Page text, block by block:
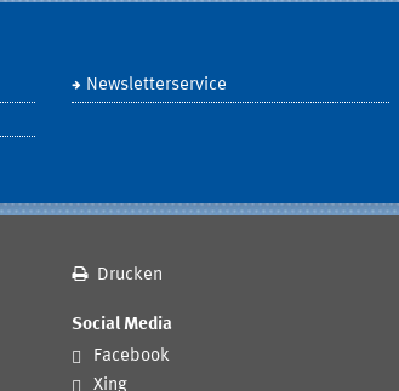
Newsletterservice
Drucken
Social Media
Facebook
Xing